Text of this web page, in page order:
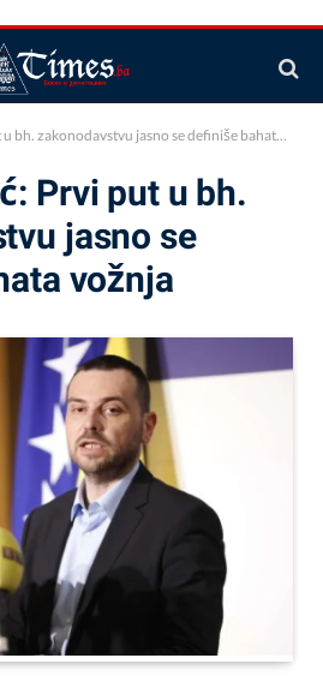
zakonodavstvu jasno se definiše bahata vožnja
Prvi put u bh.
jasno se
vožnja